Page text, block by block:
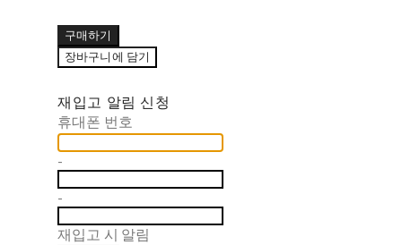
구매하기
장바구니에 담기
재입고 알림 신청
휴대폰 번호
-
-
재입고 시 알림